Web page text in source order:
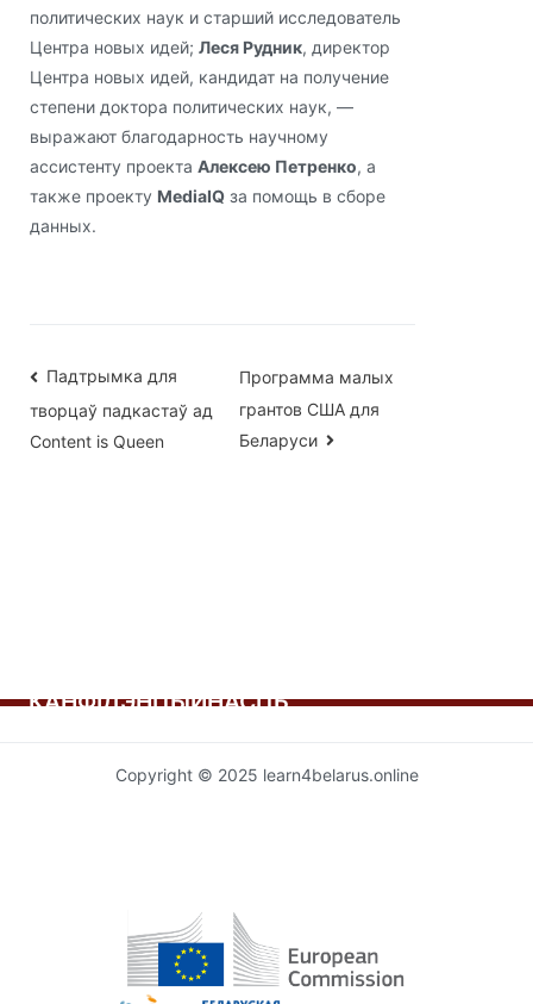
политических наук и старший исследователь
Центра новых идей; Леся Рудник, директор
Центра новых идей, кандидат на получение
степени доктора политических наук, —
выражают благодарность научному
ассистенту проекта Алексею Петренко, а
также проекту MediaIQ за помощь в сборе
данных.
Навігацыя
па
Падтрымка для
творцаў падкастаў ад
Content is Queen
Программа малых
грантов США для
Беларуси
КАНФІДЭНЦЫЙНАСЦЬ
Copyright © 2025 learn4belarus.online